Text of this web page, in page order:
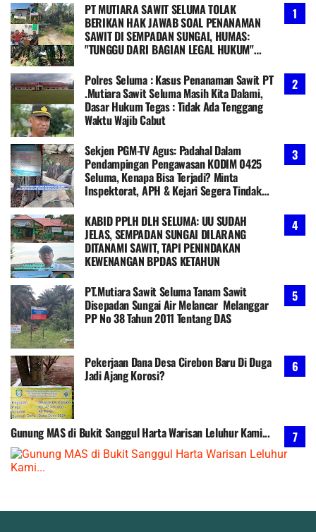
PT MUTIARA SAWIT SELUMA TOLAK
BERIKAN HAK JAWAB SOAL PENANAMAN
SAWIT DI SEMPADAN SUNGAI, HUMAS:
"TUNGGU DARI BAGIAN LEGAL HUKUM"
Langkah Hukum
Polres Seluma : Kasus Penanaman Sawit PT
.Mutiara Sawit Seluma Masih Kita Dalami,
Dasar Hukum Tegas : Tidak Ada Tenggang
Waktu Wajib Cabut
Sekjen PGM-TV Agus: Padahal Dalam
Pendampingan Pengawasan KODIM 0425
Seluma, Kenapa Bisa Terjadi? Minta
Inspektorat, APH & Kejari Segera Tindak
KABID PPLH DLH SELUMA: UU SUDAH
JELAS, SEMPADAN SUNGAI DILARANG
DITANAMI SAWIT, TAPI PENINDAKAN
KEWENANGAN BPDAS KETAHUN
PT.Mutiara Sawit Seluma Tanam Sawit
Disepadan Sungai Air Melancar Melanggar
PP No 38 Tahun 2011 Tentang DAS
Pekerjaan Dana Desa Cirebon Baru Di Duga
Jadi Ajang Korosi?
Gunung MAS di Bukit Sanggul Harta Warisan Leluhur Kami...